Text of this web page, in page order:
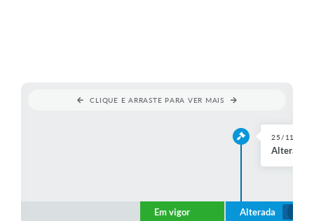
CLIQUE E ARRASTE PARA VER MAIS
Em vigor Alterada
25/11/
Alterada